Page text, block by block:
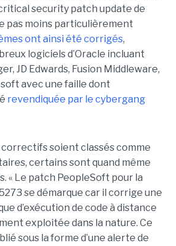
security patch update de
pas moins particulièrement
ont ainsi été corrigés,
logiciels d’Oracle incluant
JD Edwards, Fusion Middleware,
avec une faille dont
revendiquée par le cybergang
correctifs soient classés comme
certains sont quand même
« Le patch PeopleSoft pour la
se démarque car il corrige une
d’exécution de code à distance
exploitée dans la nature. Ce
sous la forme d’une alerte de